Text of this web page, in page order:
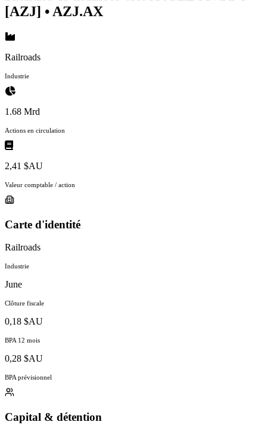
[AZJ] • AZJ.AX
Railroads
Industrie
1.68 Mrd
Actions en circulation
2,41 $AU
Valeur comptable / action
Carte d'identité
Railroads
Industrie
June
Clôture fiscale
0,18 $AU
BPA 12 mois
0,28 $AU
BPA prévisionnel
Capital & détention